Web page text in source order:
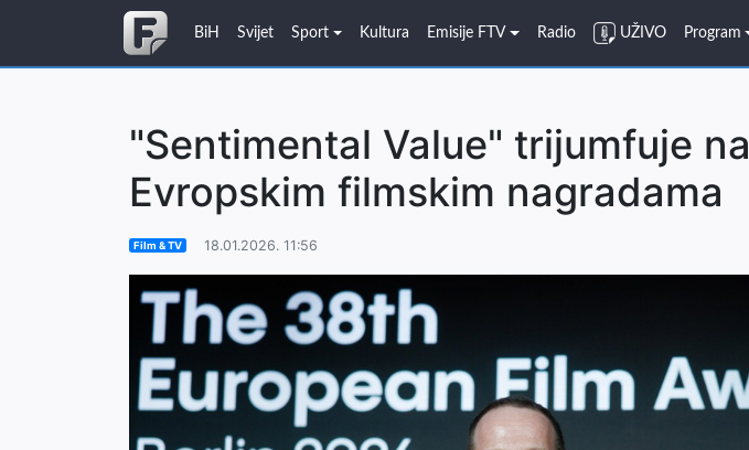
BiH Svijet Sport Kultura Emisije FTV Radio UŽIVO Program
"Sentimental Value" trijumfuje na
Evropskim filmskim nagradama
Film & TV 18.01.2026. 11:56